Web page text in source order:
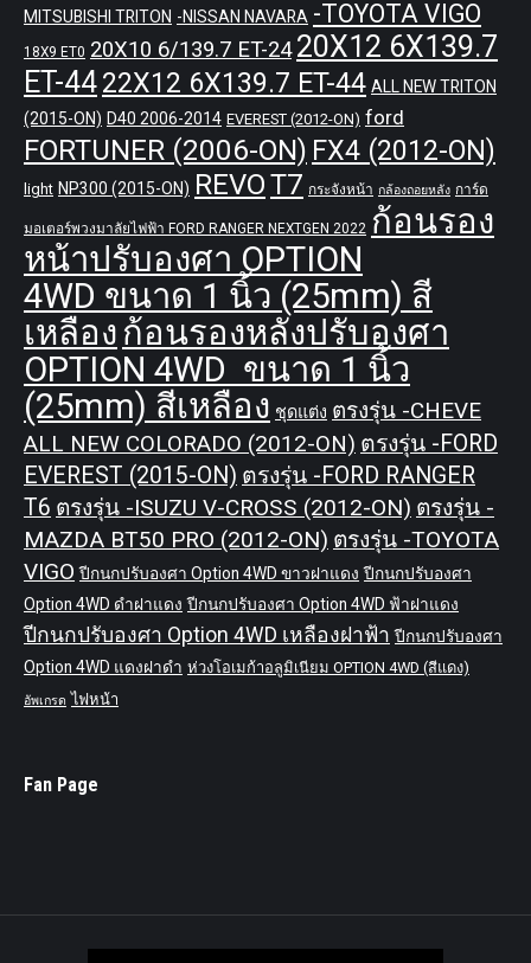
MITSUBISHI TRITON -NISSAN NAVARA -TOYOTA VIGO
18X9 ET0 20X10 6/139.7 ET-24 20X12 6X139.7
ET-4422X12 6X139.7 ET-44 ALL NEW TRITON
(2015-ON) D40 2006-2014 EVEREST (2012-ON) ford
FORTUNER (2006-ON) FX4 (2012-ON)
light NP300 (2015-ON) REVOT7 กระจังหน้า กล้องถอยหลัง การ์ด
มอเตอร์พวงมาลัยไฟฟ้า FORD RANGER NEXTGEN 2022 ก้อนรอง
หน้าปรับองศา OPTION
4WD ขนาด 1 นิ้ว (25mm) สี
เหลือง ก้อนรองหลังปรับองศา
OPTION 4WD ขนาด 1 นิ้ว
(25mm) สีเหลือง ชุดแต่ง ตรงรุ่น -CHEVE
ALL NEW COLORADO (2012-ON) ตรงรุ่น -FORD
EVEREST (2015-ON) ตรงรุ่น -FORD RANGER
T6 ตรงรุ่น -ISUZU V-CROSS (2012-ON) ตรงรุ่น -
MAZDA BT50 PRO (2012-ON) ตรงรุ่น -TOYOTA
VIGO ปีกนกปรับองศา Option 4WD ขาวฝาแดง ปีกนกปรับองศา
Option 4WD ดำฝาแดง ปีกนกปรับองศา Option 4WD ฟ้าฝาแดง
ปีกนกปรับองศา Option 4WD เหลืองฝาฟ้า ปีกนกปรับองศา
Option 4WD แดงฝาดำ ห่วงโอเมก้าอลูมิเนียม OPTION 4WD (สีแดง)
อัพเกรด ไฟหน้า
Fan Page